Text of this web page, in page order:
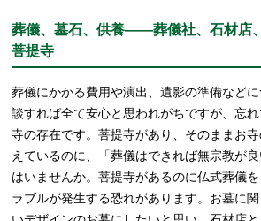
葬儀、墓石、供養――葬儀社、石材店
菩提寺
葬儀にかかる費用や演出、遺影の準備など
談すれば全て安心と思われがちですが、忘
寺の存在です。菩提寺があり、そのままお
えているのに、「葬儀はできれば無宗教が
はいませんか。菩提寺があるのに仏式葬儀
ラブルが発生する恐れがあります。お墓に